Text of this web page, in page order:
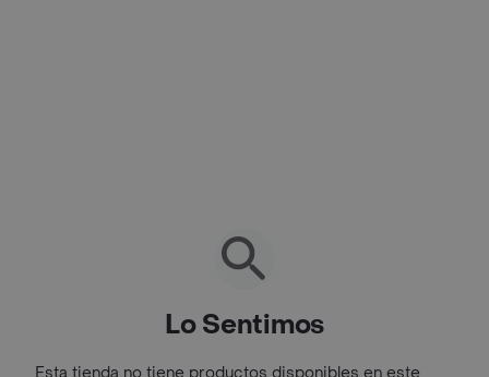
Lo Sentimos
Esta tienda no tiene productos disponibles en este